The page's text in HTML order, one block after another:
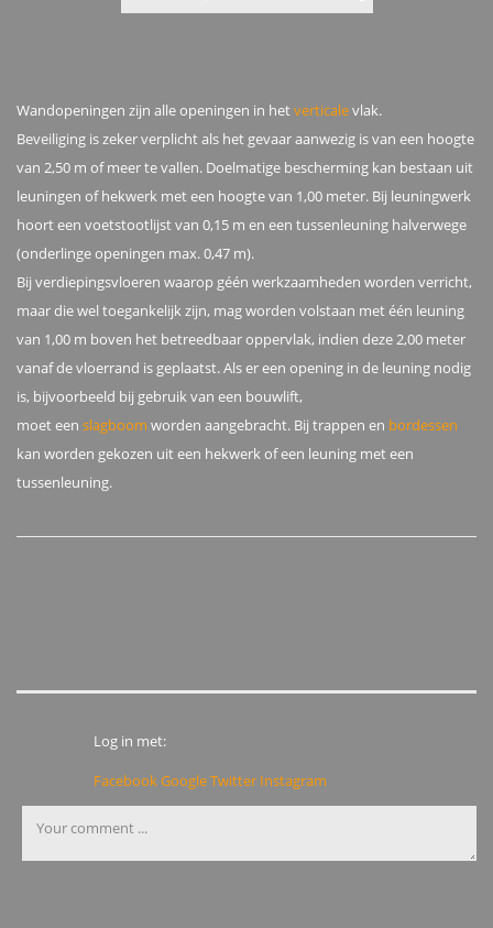
Wandopeningen zijn alle openingen in hetverticalevlak.
Beveiliging is zeker verplicht als het gevaar aanwezig is van een hoogte
van 2,50 m of meer te vallen. Doelmatige bescherming kan bestaan uit
leuningen of hekwerk met een hoogte van 1,00 meter. Bij leuningwerk
hoort een voetstootlijst van 0,15 m en een tussenleuning halverwege
(onderlinge openingen max. 0,47 m).
Bij verdiepingsvloeren waarop géén werkzaamheden worden verricht,
maar die wel toegankelijk zijn, mag worden volstaan met één leuning
van 1,00 m boven het betreedbaar oppervlak, indien deze 2,00 meter
vanaf de vloerrand is geplaatst. Als er een opening in de leuning nodig
is, bijvoorbeeld bij gebruik van een bouwlift,
moet een slagboom worden aangebracht. Bij trappen en bordessen
kan worden gekozen uit een hekwerk of een leuning met een
tussenleuning.
Log in met:
FacebookGoogleTwitter Instagram